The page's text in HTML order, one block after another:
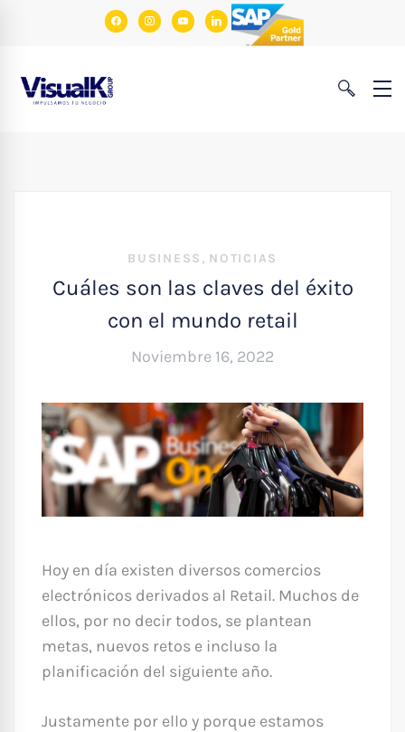
facebookinstagram
youtubelinkedin
BUSINESS , NOTICIAS
Cuáles son las claves del éxito
con el mundo retail
Noviembre 16, 2022
Hoy en día existen diversos comercios
electrónicos derivados al Retail. Muchos de
ellos, por no decir todos, se plantean
metas, nuevos retos e incluso la
planificación del siguiente año.
Justamente por ello y porque estamos